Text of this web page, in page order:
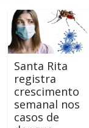
Santa Rita
registra
crescimento
semanal nos
casos de